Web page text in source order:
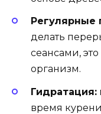
Регулярные
делать
сеансами,
организм.
Гидратация:
время